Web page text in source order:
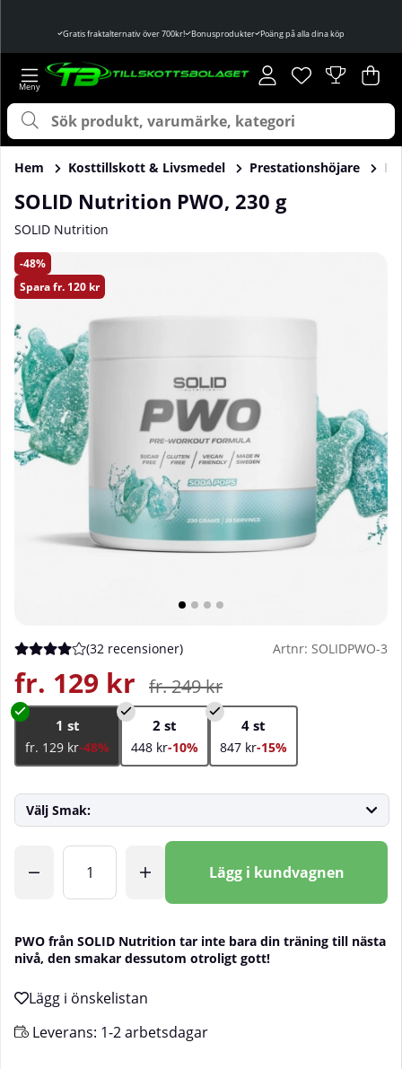
Gratis fraktalternativ över 700kr! Bonusprodukter Poäng på alla dina köp
Önskelista
Antal i
. .
Hem Kosttillskott & Livsmedel Prestationshöjare
SOLID Nutrition PWO, 230 g
SOLID Nutrition
48
Sparafr. 120 kr
Produktbilder SOLID Nutrition PWO, 230 g
Medelbetyg 4 av 5 Antal betyg 32
(32 recensioner) Artnr: SOLIDPWO-3
fr. 249kr
fr. 129 kr
1 st
fr. 129 kr-48%
2 st
448 kr-10%
4 st
847 kr-15%
Välj Smak:
Lägg i kundvagnen
PWO från SOLID Nutrition tar inte bara din träning till nästa
nivå, den smakar dessutom otroligt gott!
Leverans: 1-2 arbetsdagar